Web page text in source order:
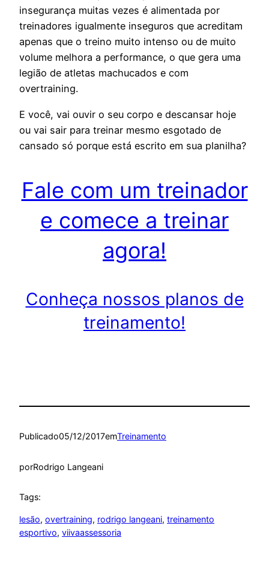
insegurança muitas vezes é alimentada por
treinadores igualmente inseguros que acreditam
apenas que o treino muito intenso ou de muito
volume melhora a performance, o que gera uma
legião de atletas machucados e com
overtraining.
E você, vai ouvir o seu corpo e descansar hoje
ou vai sair para treinar mesmo esgotado de
cansado só porque está escrito em sua planilha?
Fale com um treinador
e comece a treinar
agora!
Conheça nossos planos de
treinamento!
Publicado05/12/2017emTreinamento
porRodrigo Langeani
Tags:
lesão, overtraining, rodrigo langeani, treinamento
esportivo, viivaassessoria